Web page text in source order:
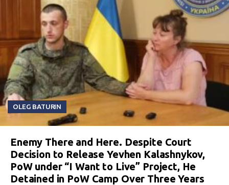
OLEG BATURIN
Enemy There and Here. Despite Court
Decision to Release Yevhen Kalashnykov,
PoW under “I Want to Live” Project, He
Detained in PoW Camp Over Three Years